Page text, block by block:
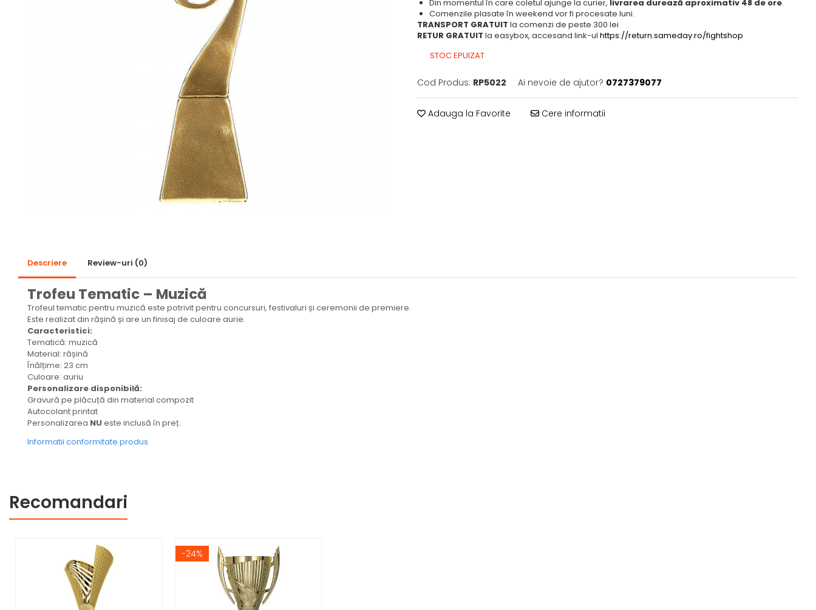
Medalii
Medalii Tematice
Medalii Non-Tematice
Accesorii Medalii
Snur Medalie
Medalii Personalizate
Personalizari Medalii
Suport medalii
Trofee
Trofee Metalice
Personalizari Trofee
Cutii de Prezentare , Mape
Trofeu Plastic
Din momentul în care coletul ajunge la curier, livrarea durează aproximativ 48 de ore.
Comenzile plasate în weekend vor fi procesate luni.
TRANSPORT GRATUIT la comenzi de peste 300 lei
RETUR GRATUIT la easybox, accesand link-ul https://return.sameday.ro/fightshop
STOC EPUIZAT
Cod Produs: RP5022 Ai nevoie de ajutor? 0727379077
Adauga la Favorite Cere informatii
Descriere Review-uri (0)
Trofeu Tematic – Muzică
Trofeul tematic pentru muzică este potrivit pentru concursuri, festivaluri și ceremonii de premiere.
Este realizat din rășină și are un finisaj de culoare aurie.
Caracteristici:
Tematică: muzică
Material: rășină
Înălțime: 23 cm
Culoare: auriu
Personalizare disponibilă:
Gravură pe plăcuță din material compozit
Autocolant printat
Personalizarea NU este inclusă în preț.
Informatii conformitate produs
Recomandari
-24%